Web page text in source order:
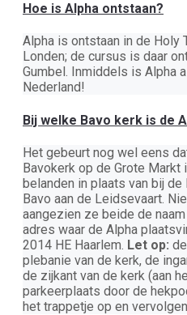
Hoe is Alpha ontstaan?
Alpha is ontstaan in de Holy
Londen; de cursus is daar
Gumbel. Inmiddels is Alpha
Nederland!
Bij welke Bavo kerk is de
Het gebeurt nog wel eens
Bavokerk op de Grote Markt
belanden in plaats van bij
Bavo aan de Leidsevaart.
aangezien ze beide de
adres waar de Alpha
2014 HE Haarlem. Let op:
plebanie van de kerk, de
de zijkant van de kerk (aan
parkeerplaats door de
het trappetje op en